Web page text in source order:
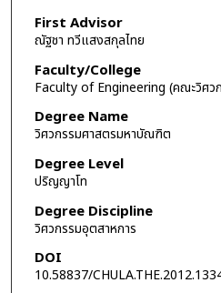
First Advisor
ณัฐชา ทวีแสงสกุลไทย
Faculty/College
Faculty of Engineering (คณะวิศว
Degree Name
วิศวกรรมศาสตรมหาบัณฑิต
Degree Level
ปริญญาโท
Degree Discipline
วิศวกรรมอุตสาหการ
DOI
10.58837/